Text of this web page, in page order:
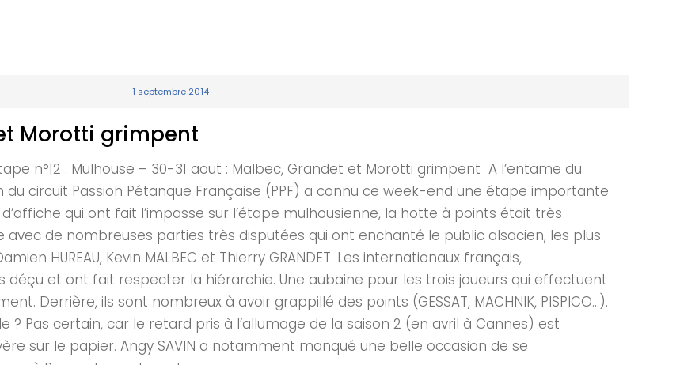
1 septembre 2014
Morotti grimpent
Etape n°12 : Mulhouse – 30-31 aout : Malbec, Grandet et Morotti grimpent A l’entame du
circuit Passion Pétanque Française (PPF) a connu ce week-end une étape importante
qui ont fait l’impasse sur l’étape mulhousienne, la hotte à points était très
avec de nombreuses parties très disputées qui ont enchanté le public alsacien, les plus
HUREAU, Kevin MALBEC et Thierry GRANDET. Les internationaux français,
déçu et ont fait respecter la hiérarchie. Une aubaine pour les trois joueurs qui effectuent
Derrière, ils sont nombreux à avoir grappillé des points (GESSAT, MACHNIK, PISPICO…).
? Pas certain, car le retard pris à l’allumage de la saison 2 (en avril à Cannes) est
sur le papier. Angy SAVIN a notamment manqué une belle occasion de se